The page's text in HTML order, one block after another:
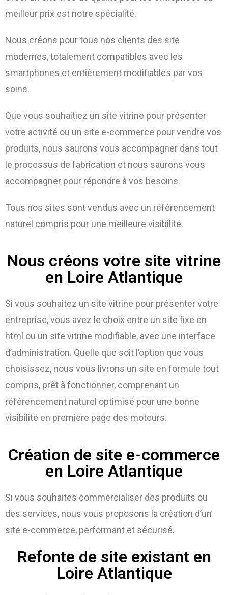
meilleur prix est notre spécialité.
Nous créons pour tous nos clients des site
modernes, totalement compatibles avec les
smartphones et entièrement modifiables par vos
soins.
Que vous souhaitiez un site vitrine pour présenter
votre activité ou un site e-commerce pour vendre vos
produits, nous saurons vous accompagner dans tout
le processus de fabrication et nous saurons vous
accompagner pour répondre à vos besoins.
Tous nos sites sont vendus avec un référencement
naturel compris pour une meilleure visibilité.
Nous créons votre site vitrine
en Loire Atlantique
Si vous souhaitez un site vitrine pour présenter votre
entreprise, vous avez le choix entre un site fixe en
html ou un site vitrine modifiable, avec une interface
d’administration. Quelle que soit l’option que vous
choisissez, nous vous livrons un site en formule tout
compris, prêt à fonctionner, comprenant un
référencement naturel optimisé pour une bonne
visibilité en première page des moteurs.
Création de site e-commerce
en Loire Atlantique
Si vous souhaites commercialiser des produits ou
des services, nous vous proposons la création d’un
site e-commerce, performant et sécurisé.
Refonte de site existant en
Loire Atlantique